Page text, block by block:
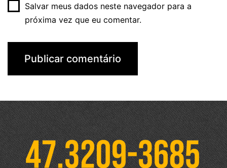
Salvar meus dados neste navegador para a
próxima vez que eu comentar.